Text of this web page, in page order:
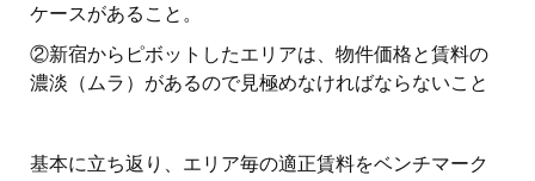
ケースがあること。
②新宿からピボットしたエリアは、物件価格と賃料の
濃淡（ムラ）があるので見極めなければならないこと
基本に立ち返り、エリア毎の適正賃料をベンチマーク